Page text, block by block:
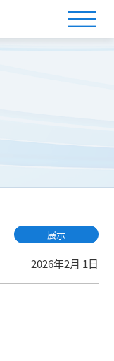
展示
2026年2月 1日